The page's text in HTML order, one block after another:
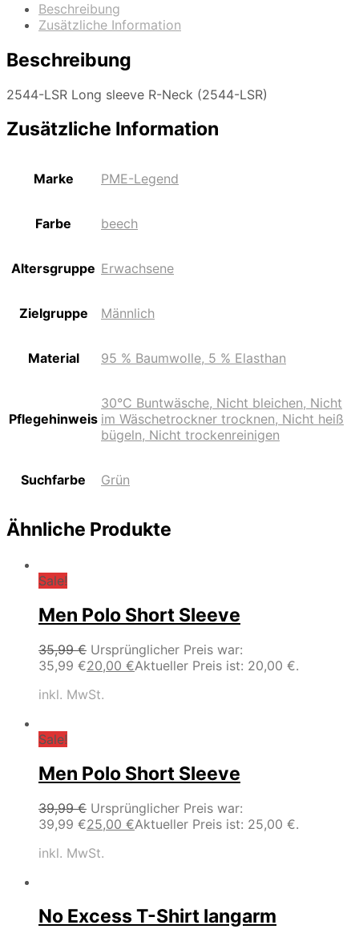
Beschreibung
Zusätzliche Information
Beschreibung
2544-LSR Long sleeve R-Neck (2544-LSR)
Zusätzliche Information
Marke PME-Legend
Farbe beech
Altersgruppe Erwachsene
Zielgruppe Männlich
Material 95 % Baumwolle, 5 % Elasthan
Pflegehinweis
30°C Buntwäsche, Nicht bleichen, Nicht
im Wäschetrockner trocknen, Nicht heiß
bügeln, Nicht trockenreinigen
Suchfarbe Grün
Ähnliche Produkte
Sale!
Men Polo Short Sleeve
35,99€ Ursprünglicher Preis war:
35,99 €20,00 €Aktueller Preis ist: 20,00 €.
inkl. MwSt.
Sale!
Men Polo Short Sleeve
39,99€ Ursprünglicher Preis war:
39,99 €25,00 €Aktueller Preis ist: 25,00 €.
inkl. MwSt.
No Excess T-Shirt langarm